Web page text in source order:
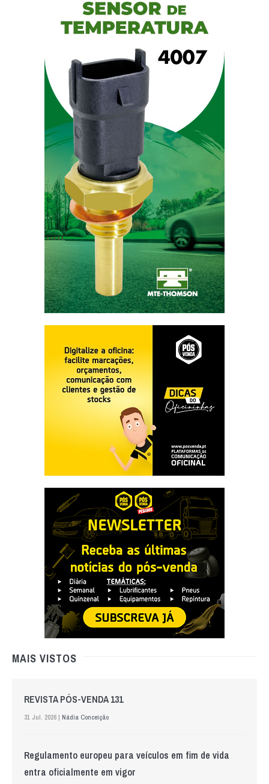
MAIS VISTOS
REVISTA PÓS-VENDA 131
31 Jul. 2026 | Nádia Conceição
Regulamento europeu para veículos em fim de vida
entra oficialmente em vigor